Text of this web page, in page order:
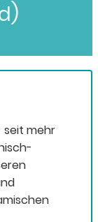
seit mehr